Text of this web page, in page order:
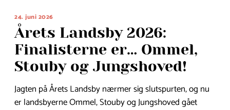
24. juni 2026
Årets Landsby 2026:
Finalisterne er… Ommel,
Stouby og Jungshoved!
Jagten på Årets Landsby nærmer sig slutspurten, og nu
er landsbyerne Ommel, Stouby og Jungshoved gået